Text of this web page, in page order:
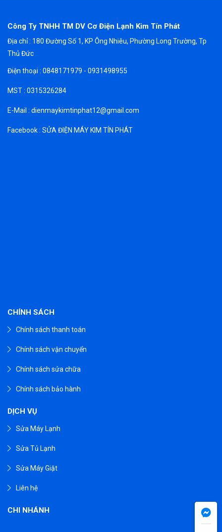
Công Ty TNHH TM DV Cơ Điện Lạnh Kim Tín Phát
Địa chỉ : 180 Đường Số 1, KP Ông Nhiêu, Phường Long Trường, Tp
Thủ Đức
Điện thoại : 0848171979 - 0931498955
MST : 0315326284
E-Mail : dienmaykimtinphat12@gmail.com
Facebook : SỬA ĐIỆN MÁY KIM TÍN PHÁT
CHÍNH SÁCH
Chính sách thanh toán
Chính sách vận chuyển
Chính sách sửa chữa
Chính sách bảo hành
DỊCH VỤ
Sửa Máy Lạnh
Sửa Tủ Lạnh
Sửa Máy Giặt
Liên hệ
CHI NHÁNH